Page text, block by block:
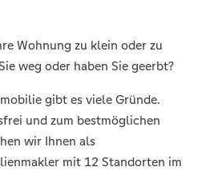
Wohnung zu klein oder zu
weg oder haben Sie geerbt?
gibt es viele Gründe.
und zum bestmöglichen
wir Ihnen als
mit 12 Standorten im